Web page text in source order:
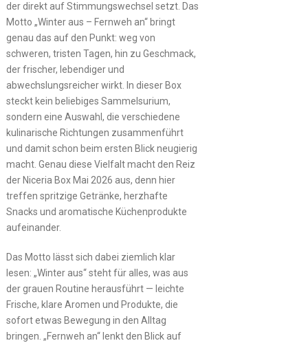
der direkt auf Stimmungswechsel setzt. Das
Motto „Winter aus – Fernweh an“ bringt
genau das auf den Punkt: weg von
schweren, tristen Tagen, hin zu Geschmack,
der frischer, lebendiger und
abwechslungsreicher wirkt. In dieser Box
steckt kein beliebiges Sammelsurium,
sondern eine Auswahl, die verschiedene
kulinarische Richtungen zusammenführt
und damit schon beim ersten Blick neugierig
macht. Genau diese Vielfalt macht den Reiz
der Niceria Box Mai 2026 aus, denn hier
treffen spritzige Getränke, herzhafte
Snacks und aromatische Küchenprodukte
aufeinander.
Das Motto lässt sich dabei ziemlich klar
lesen: „Winter aus“ steht für alles, was aus
der grauen Routine herausführt — leichte
Frische, klare Aromen und Produkte, die
sofort etwas Bewegung in den Alltag
bringen. „Fernweh an“ lenkt den Blick auf